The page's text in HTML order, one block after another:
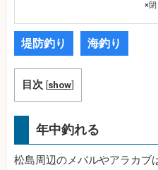
×閉
堤防釣り 海釣り
目次 [show]
年中釣れる
松島周辺のメバルやアラカブ